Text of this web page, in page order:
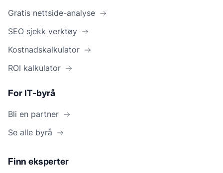
Gratis nettside-analyse
SEO sjekk verktøy
Kostnadskalkulator
ROI kalkulator
For IT-byrå
Bli en partner
Se alle byrå
Finn eksperter